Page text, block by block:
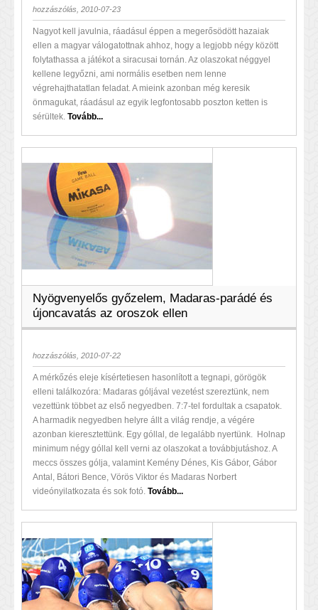
hozzászólás, 2010-07-23
Nagyot kell javulnia, ráadásul éppen a megerősödött hazaiak
ellen a magyar válogatottnak ahhoz, hogy a legjobb négy között
folytathassa a játékot a siracusai tornán. Az olaszokat néggyel
kellene legyőzni, ami normális esetben nem lenne
végrehajthatatlan feladat. A mieink azonban még keresik
önmagukat, ráadásul az egyik legfontosabb poszton ketten is
sérültek. Tovább...
Nyögvenyelős győzelem, Madaras-parádé és
újoncavatás az oroszok ellen
hozzászólás, 2010-07-22
A mérkőzés eleje kísértetiesen hasonlított a tegnapi, görögök
elleni találkozóra: Madaras góljával vezetést szereztünk, nem
vezettünk többet az első negyedben. 7:7-tel fordultak a csapatok.
A harmadik negyedben helyre állt a világ rendje, a végére
azonban kieresztettünk. Egy góllal, de legalább nyertünk. Holnap
minimum négy góllal kell verni az olaszokat a továbbjutáshoz. A
meccs összes gólja, valamint Kemény Dénes, Kis Gábor, Gábor
Antal, Bátori Bence, Vörös Viktor és Madaras Norbert
videónyilatkozata és sok fotó. Tovább...